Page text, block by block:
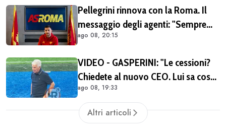
Pellegrini rinnova con la Roma. Il
messaggio degli agenti: "Sempre
orgogliosi di essere al tuo fianco"
ago 08, 20:15
VIDEO - GASPERINI: "Le cessioni?
Chiedete al nuovo CEO. Lui sa cosa
può fare la Roma"
ago 08, 19:33
Altri articoli